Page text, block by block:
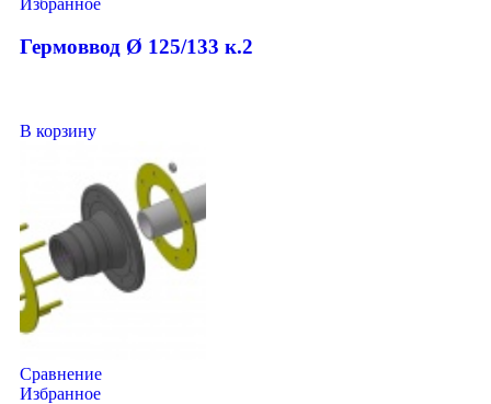
Избранное
Гермоввод Ø 125/133 к.2
В корзину
Сравнение
Избранное